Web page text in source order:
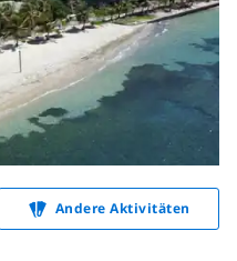
Andere Aktivitäten